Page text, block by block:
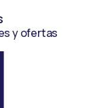
y ofertas